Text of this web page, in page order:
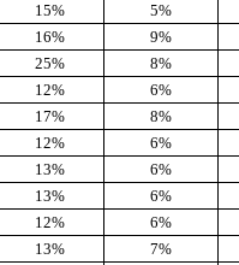
15%
5%
16%
9%
25%
8%
12%
6%
17%
8%
12%
6%
13%
6%
13%
6%
12%
6%
13%
7%